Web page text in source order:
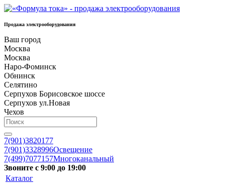
Продажа электрооборудования
Ваш город
Москва
Москва
Наро-Фоминск
Обнинск
Селятино
Серпухов Борисовское шоссе
Серпухов ул.Новая
Чехов
7(901)3820177
7(901)3328996Освещение
7(499)7077157Многоканальный
Звоните с 9:00 до 19:00
Каталог